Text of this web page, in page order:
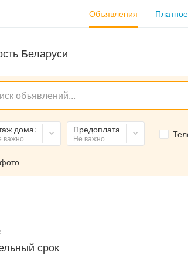
Объявления
Беларуси
дома:
важно
Предоплата
Не важно
срок